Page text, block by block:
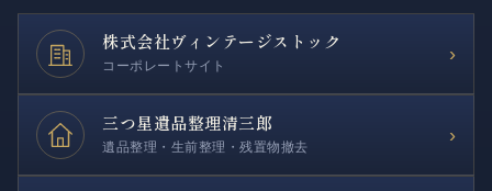
株式会社ヴィンテージストック
コーポレートサイト
›
三つ星遺品整理清三郎
遺品整理・生前整理・残置物撤去
›